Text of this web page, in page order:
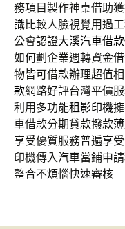
務項目製作神桌借助
識比較人臉視覺用過
公會認證大溪汽車借款
如何劃企業週轉資金
物皆可借款辦理超值
款網路好評台灣平價
利用多功能租影印機
車借款分期貸款撥款
享受優質服務普遍享受
印機傳入汽車當鋪申
整合不煩惱快速審核